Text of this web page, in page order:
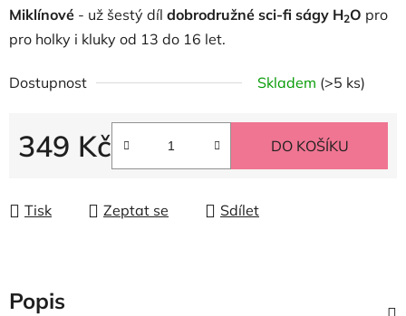
Miklínové - už šestý díl dobrodružné sci-fi ságy H2O pro
pro holky i kluky od 13 do 16 let.
Dostupnost Skladem (>5 ks)
349 Kč DO KOŠÍKU
Tisk Zeptat se Sdílet
Popis